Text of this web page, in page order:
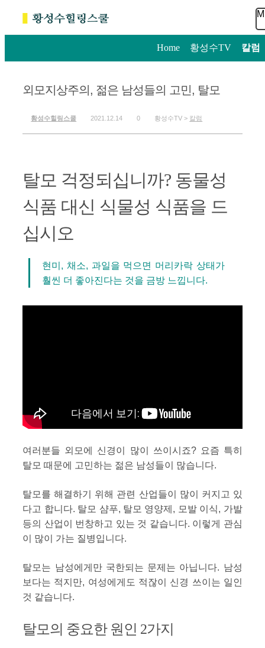
Home 황성수TV 칼럼
외모지상주의, 젊은 남성들의 고민, 탈모
황성수힐링스쿨 2021.12.14 0 황성수TV > 칼럼
탈모 걱정되십니까? 동물성
식품 대신 식물성 식품을 드
십시오
현미, 채소, 과일을 먹으면 머리카락 상태가
훨씬 더 좋아진다는 것을 금방 느낍니다.
여러분들 외모에 신경이 많이 쓰이시죠? 요즘 특히
탈모 때문에 고민하는 젊은 남성들이 많습니다.
탈모를 해결하기 위해 관련 산업들이 많이 커지고 있
다고 합니다. 탈모 샴푸, 탈모 영양제, 모발 이식, 가발
등의 산업이 번창하고 있는 것 같습니다. 이렇게 관심
이 많이 가는 질병입니다.
탈모는 남성에게만 국한되는 문제는 아닙니다. 남성
보다는 적지만, 여성에게도 적잖이 신경 쓰이는 일인
것 같습니다.
탈모의 중요한 원인 2가지